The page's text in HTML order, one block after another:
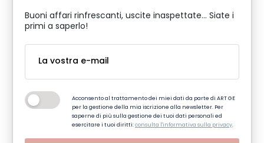
Buoni affari rinfrescanti, uscite inaspettate... Siate i
primi a saperlo!
Acconsento al trattamento dei miei dati da parte di ART GE
per la gestione della mia iscrizione alla newsletter. Per
saperne di più sulla gestione dei tuoi dati personali ed
esercitare i tuoi diritti:consulta l'informativa sulla privacy.